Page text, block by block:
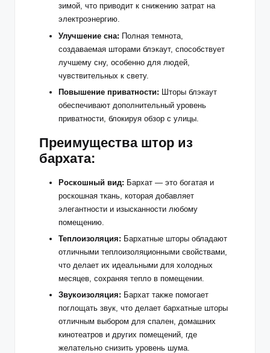
зимой, что приводит к снижению затрат на
электроэнергию.
Улучшение сна: Полная темнота,
создаваемая шторами блэкаут, способствует
лучшему сну, особенно для людей,
чувствительных к свету.
Повышение приватности: Шторы блэкаут
обеспечивают дополнительный уровень
приватности, блокируя обзор с улицы.
Преимущества штор из
бархата:
Роскошный вид: Бархат — это богатая и
роскошная ткань, которая добавляет
элегантности и изысканности любому
помещению.
Теплоизоляция: Бархатные шторы обладают
отличными теплоизоляционными свойствами,
что делает их идеальными для холодных
месяцев, сохраняя тепло в помещении.
Звукоизоляция: Бархат также помогает
поглощать звук, что делает бархатные шторы
отличным выбором для спален, домашних
кинотеатров и других помещений, где
желательно снизить уровень шума.